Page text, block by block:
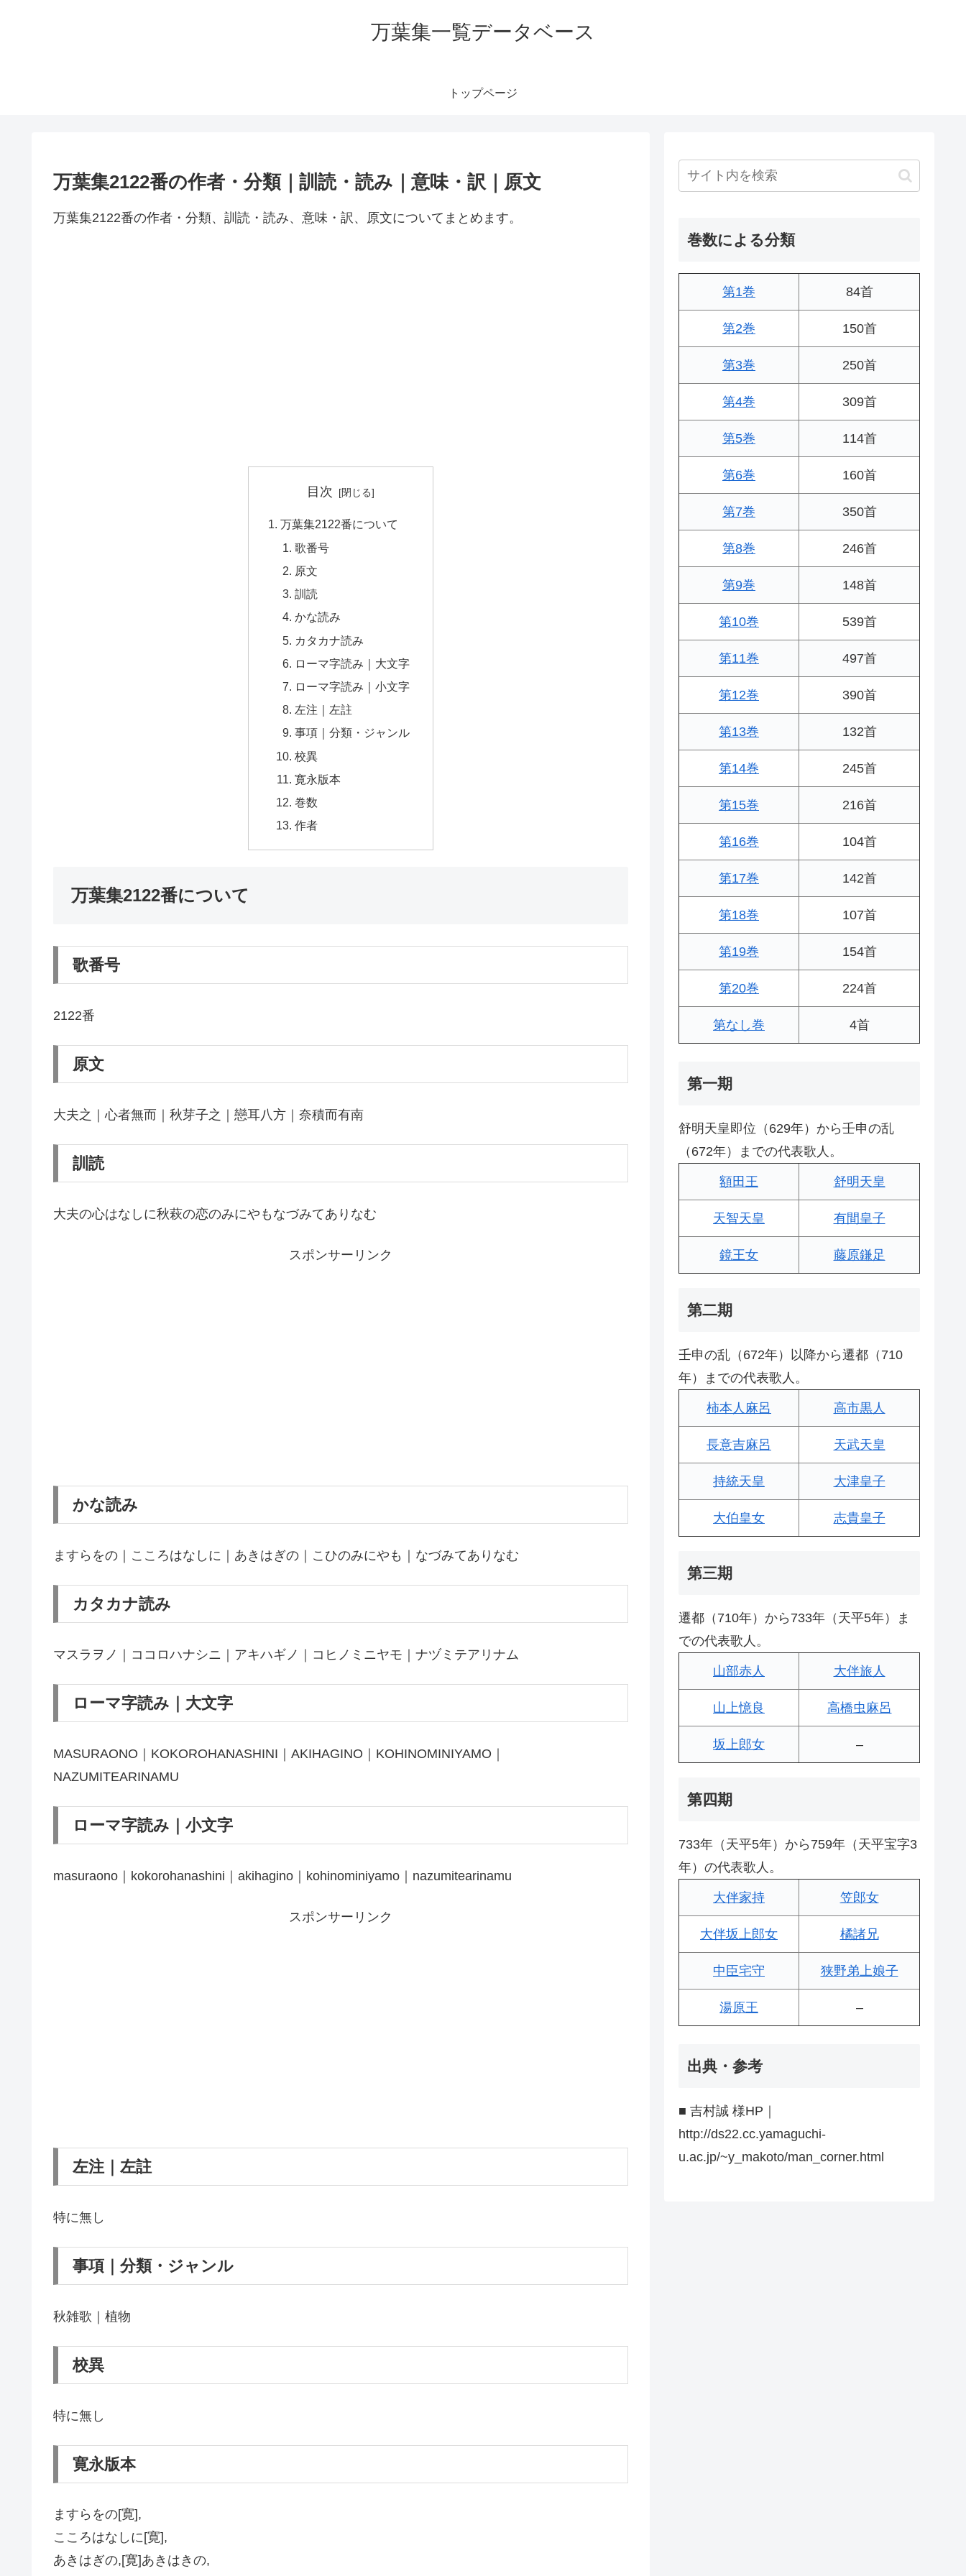
万葉集一覧データベース
トップページ
万葉集2122番の作者・分類｜訓読・読み｜意味・訳｜原文
万葉集2122番の作者・分類、訓読・読み、意味・訳、原文についてまとめます。
目次
万葉集2122番について
歌番号
原文
訓読
かな読み
カタカナ読み
ローマ字読み｜大文字
ローマ字読み｜小文字
左注｜左註
事項｜分類・ジャンル
校異
寛永版本
巻数
作者
万葉集2122番について
歌番号
2122番
原文
大夫之｜心者無而｜秋芽子之｜戀耳八方｜奈積而有南
訓読
大夫の心はなしに秋萩の恋のみにやもなづみてありなむ
スポンサーリンク
かな読み
ますらをの｜こころはなしに｜あきはぎの｜こひのみにやも｜なづみてありなむ
カタカナ読み
マスラヲノ｜ココロハナシニ｜アキハギノ｜コヒノミニヤモ｜ナヅミテアリナム
ローマ字読み｜大文字
MASURAONO｜KOKOROHANASHINI｜AKIHAGINO｜KOHINOMINIYAMO｜
NAZUMITEARINAMU
ローマ字読み｜小文字
masuraono｜kokorohanashini｜akihagino｜kohinominiyamo｜nazumitearinamu
スポンサーリンク
左注｜左註
特に無し
事項｜分類・ジャンル
秋雑歌｜植物
校異
特に無し
寛永版本
ますらをの[寛],
こころはなしに[寛],
あきはぎの,[寛]あきはきの,
巻数による分類
第1巻 84首
第2巻 150首
第3巻 250首
第4巻 309首
第5巻 114首
第6巻 160首
第7巻 350首
第8巻 246首
第9巻 148首
第10巻 539首
第11巻 497首
第12巻 390首
第13巻 132首
第14巻 245首
第15巻 216首
第16巻 104首
第17巻 142首
第18巻 107首
第19巻 154首
第20巻 224首
第なし巻 4首
第一期
舒明天皇即位（629年）から壬申の乱
（672年）までの代表歌人。
額田王 舒明天皇
天智天皇 有間皇子
鏡王女 藤原鎌足
第二期
壬申の乱（672年）以降から遷都（710
年）までの代表歌人。
柿本人麻呂 高市黒人
長意吉麻呂 天武天皇
持統天皇 大津皇子
大伯皇女 志貴皇子
第三期
遷都（710年）から733年（天平5年）ま
での代表歌人。
山部赤人 大伴旅人
山上憶良 高橋虫麻呂
坂上郎女 –
第四期
733年（天平5年）から759年（天平宝字3
年）の代表歌人。
大伴家持 笠郎女
大伴坂上郎女 橘諸兄
中臣宅守 狭野弟上娘子
湯原王 –
出典・参考
■ 吉村誠 様HP｜
http://ds22.cc.yamaguchi-
u.ac.jp/~y_makoto/man_corner.html